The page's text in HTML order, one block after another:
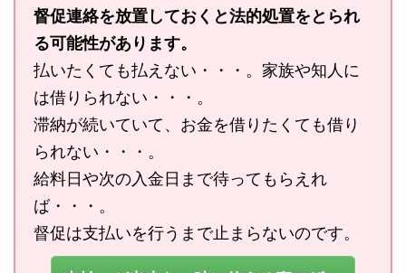
督促連絡を放置しておくと法的処置をとられ
る可能性があります。
払いたくても払えない・・・。家族や知人に
は借りられない・・・。
滞納が続いていて、お金を借りたくても借り
られない・・・。
給料日や次の入金日まで待ってもらえれ
ば・・・。
督促は支払いを行うまで止まらないのです。